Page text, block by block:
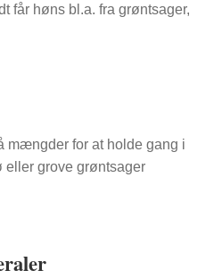
får høns bl.a. fra grøntsager,
mængder for at holde gang i
eller grove grøntsager